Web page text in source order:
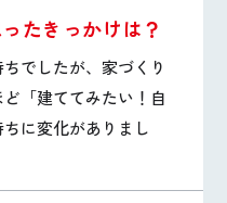
たきっかけは？
でしたが、家づくり
「建ててみたい！自
に変化がありまし